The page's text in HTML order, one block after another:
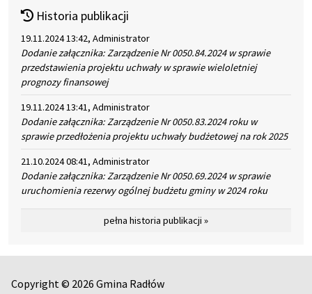
Historia publikacji
19.11.2024 13:42, Administrator
Dodanie załącznika: Zarządzenie Nr 0050.84.2024 w sprawie
przedstawienia projektu uchwały w sprawie wieloletniej
prognozy finansowej
19.11.2024 13:41, Administrator
Dodanie załącznika: Zarządzenie Nr 0050.83.2024 roku w
sprawie przedłożenia projektu uchwały budżetowej na rok 2025
21.10.2024 08:41, Administrator
Dodanie załącznika: Zarządzenie Nr 0050.69.2024 w sprawie
uruchomienia rezerwy ogólnej budżetu gminy w 2024 roku
pełna historia publikacji »
Copyright © 2026 Gmina Radłów